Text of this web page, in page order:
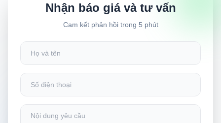
Nhận báo giá và tư vấn
Cam kết phản hồi trong 5 phút